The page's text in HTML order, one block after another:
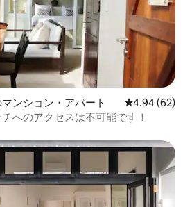
ンション・アパート レビュー62
4.94 (62)
へのアクセスは不可能です！